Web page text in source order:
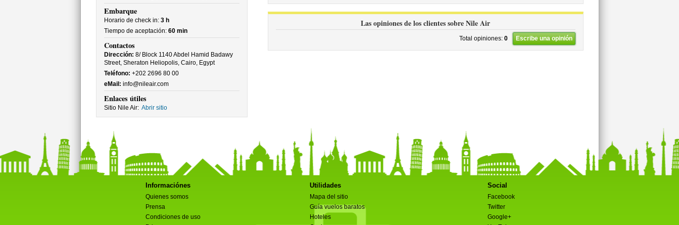
Embarque
Horario de check in: 3 h
Tiempo de aceptación: 60 min
Contactos
Dirección: 8/ Block 1140 Abdel Hamid Badawy
Street, Sheraton Heliopolis, Cairo, Egypt
Teléfono: +202 2696 80 00
eMail: info@nileair.com
Enlaces útiles
Sitio Nile Air: Abrir sitio
Las opiniones de los clientes sobre Nile Air
Total opiniones: 0 Escribe una opinión
Informaciónes
Quienes somos
Prensa
Condiciones de uso
Utilidades
Mapa del sitio
Guía vuelos baratos
Hoteles
Social
Facebook
Twitter
Google+